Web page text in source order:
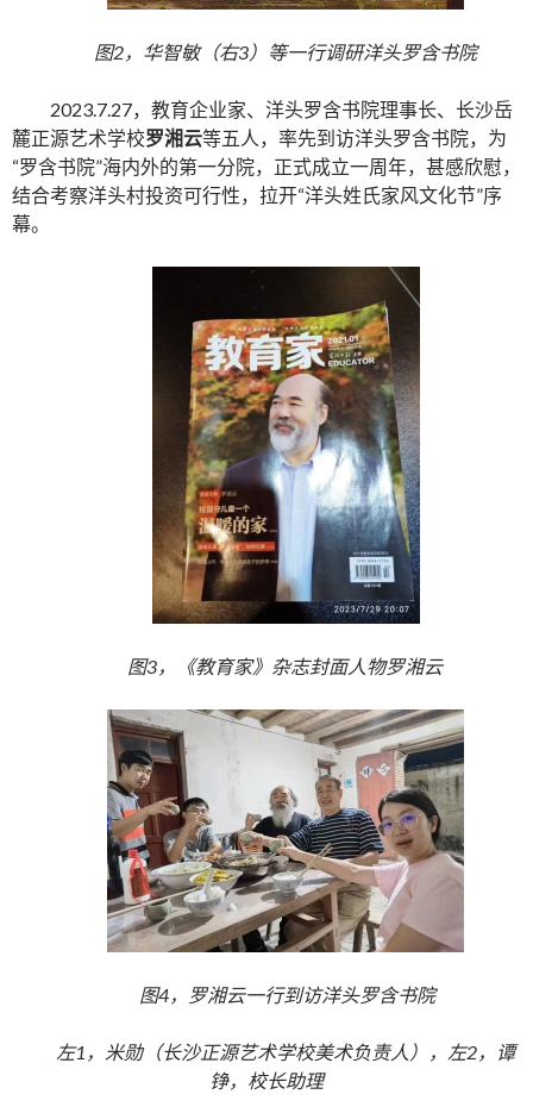
图2，华智敏（右3）等一行调研洋头罗含书院
2023.7.27，教育企业家、洋头罗含书院理事长、长沙岳
麓正源艺术学校罗湘云等五人，率先到访洋头罗含书院，为
“罗含书院”海内外的第一分院，正式成立一周年，甚感欣慰，
结合考察洋头村投资可行性，拉开“洋头姓氏家风文化节”序
幕。
图3，《教育家》杂志封面人物罗湘云
图4，罗湘云一行到访洋头罗含书院
左1，米勋（长沙正源艺术学校美术负责人），左2，谭
铮，校长助理